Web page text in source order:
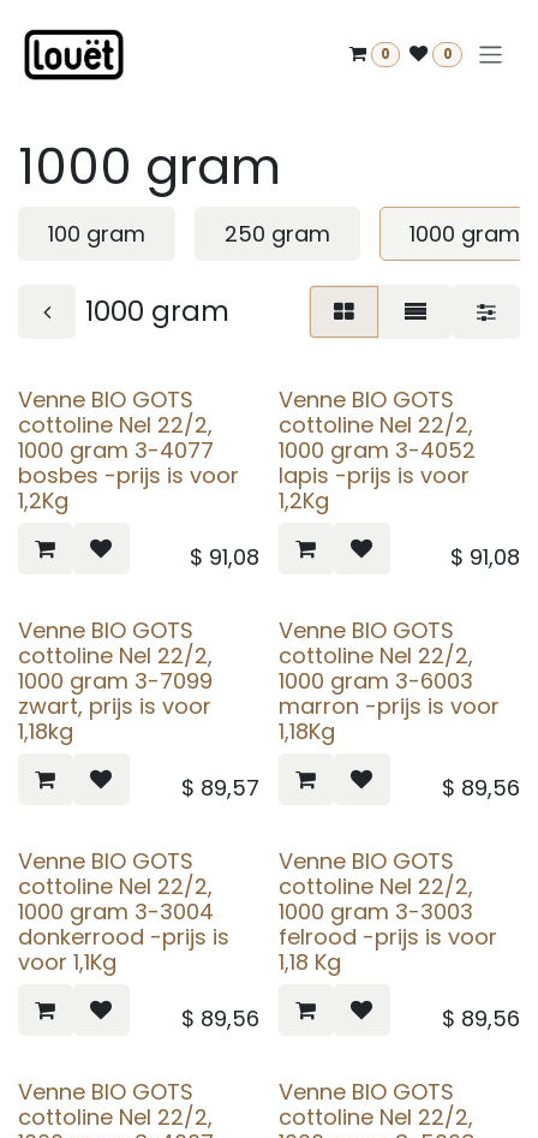
0 0
1000 gram
100 gram 250 gram 1000 gram
1000 gram
Venne BIO GOTS
cottoline Nel 22/2,
1000 gram 3-4077
bosbes -prijs is voor
1,2Kg
$ 91,08
Venne BIO GOTS
cottoline Nel 22/2,
1000 gram 3-4052
lapis -prijs is voor
1,2Kg
$ 91,08
Venne BIO GOTS
cottoline Nel 22/2,
1000 gram 3-7099
zwart, prijs is voor
1,18kg
$ 89,57
Venne BIO GOTS
cottoline Nel 22/2,
1000 gram 3-6003
marron -prijs is voor
1,18Kg
$ 89,56
Venne BIO GOTS
cottoline Nel 22/2,
1000 gram 3-3004
donkerrood -prijs is
voor 1,1Kg
$ 89,56
Venne BIO GOTS
cottoline Nel 22/2,
1000 gram 3-3003
felrood -prijs is voor
1,18 Kg
$ 89,56
Venne BIO GOTS
cottoline Nel 22/2,
Venne BIO GOTS
cottoline Nel 22/2,